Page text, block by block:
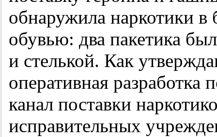
обнаружила наркотики
обувью: два пакетика
и стелькой. Как
оперативная разработка
канал поставки
исправительных